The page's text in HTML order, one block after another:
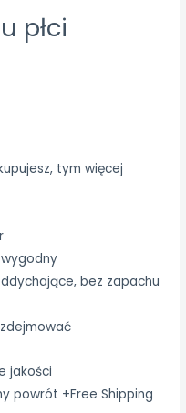
płci
tym więcej
bez zapachu
jakości
powrót +Free Shipping